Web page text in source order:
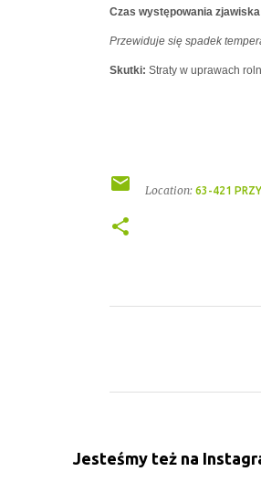
Czas występowania
Przewiduje się spadek
Skutki: Straty w uprawach
Location: 63-421
t
Jesteśmy też na